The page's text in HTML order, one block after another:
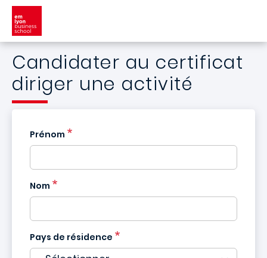
Aller au contenu principal
Candidater au certificat
diriger une activité
Prénom
Nom
Pays de résidence